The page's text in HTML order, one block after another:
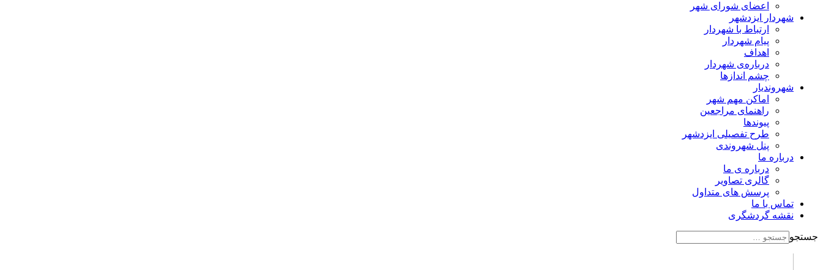
اعضای شورای شهر
شهردار ایزدشهر
ارتباط با شهردار
پیام شهردار
اهداف
درباره‌ی شهردار
چشم اندازها
شهروندیار
اماکن مهم شهر
راهنمای مراجعین
پیوند‌ها
طرح تفصیلی ایزدشهر
پنل شهروندی
درباره ما
درباره ی ما
گالری تصاویر
پرسش های متداول
تماس با ما
نقشه گردشگری
جستجو